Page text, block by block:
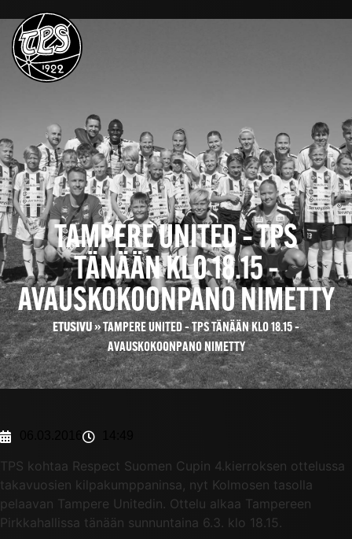
TAMPERE UNITED – TPS
TÄNÄÄN KLO 18.15 –
AVAUSKOKOONPANO NIMETTY
ETUSIVU»TAMPERE UNITED – TPS TÄNÄÄN KLO 18.15 –
AVAUSKOKOONPANO NIMETTY
TPS kohtaa Respect Suomen Cupin 4.kierroksen ottelussa
takavuosien kilpakumppaninsa, nyt Kolmosen tasolla
pelaavan Tampere Unitedin. Ottelu alkaa Tampereen
Pirkkahallissa tänään sunnuntaina 6.3. klo 18.15.